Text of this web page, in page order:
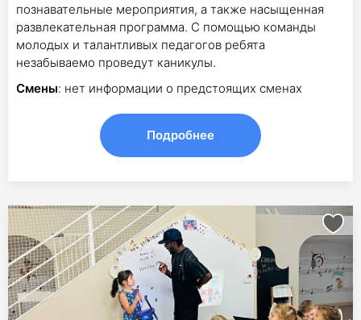
познавательные мероприятия, а также насыщенная
развлекательная программа. С помощью команды
молодых и талантливых педагогов ребята
незабываемо проведут каникулы.
Смены: нет информации о предстоящих сменах
Подробнее